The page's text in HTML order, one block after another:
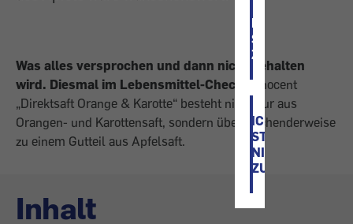
ICH
STIMME
ZU
ICH
STIMME
NICHT
ZU
Was alles versprochen und dann nicht gehalten
wird. Diesmal im Lebensmittel-Check: innocent
„Direktsaft Orange & Karotte“ besteht nicht nur aus
Orangen- und Karottensaft, sondern überraschenderweise
zu einem Gutteil aus Apfelsaft.
Inhalt